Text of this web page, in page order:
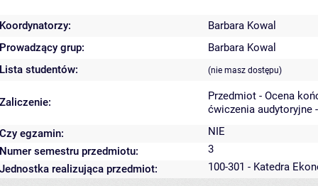
Koordynatorzy:
Barbara Kowal
Prowadzący grup:
Barbara Kowal
Lista studentów:
(nie masz dostępu)
Zaliczenie:
Przedmiot - Ocena
ćwiczenia audytoryjne
Czy egzamin:
NIE
Numer semestru przedmiotu:
3
Jednostka realizująca przedmiot:
100-301 - Katedra